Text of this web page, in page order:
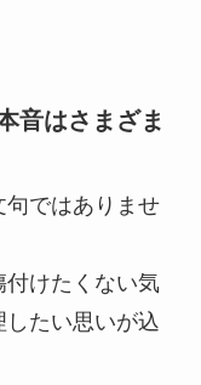
音はさまざま
句ではありませ
けたくない気
たい思いが込